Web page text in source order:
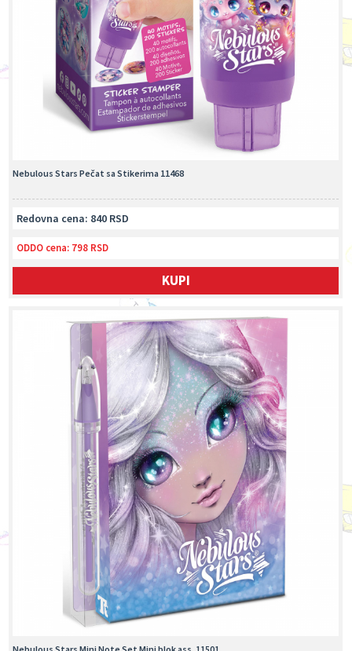
Nebulous Stars Pečat sa Stikerima 11468
Redovna cena: 840 RSD
ODDO cena: 798 RSD
KUPI